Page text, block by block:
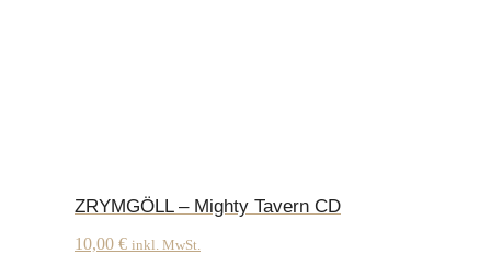
ZRYMGÖLL – Mighty Tavern CD
10,00 € inkl. MwSt.